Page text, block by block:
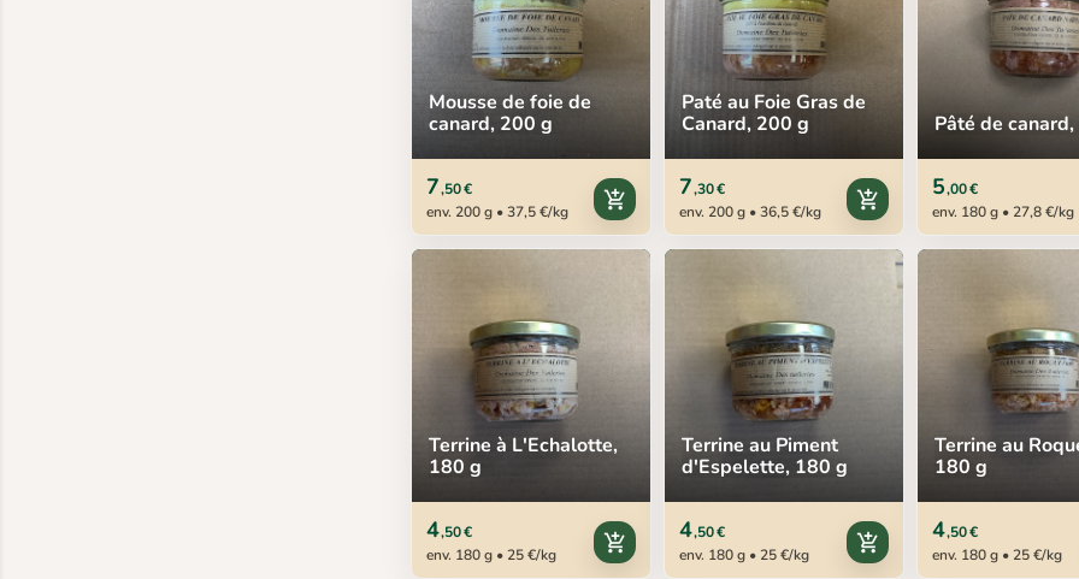
Mousse de foie de
canard, 200 g
7,50 €
env. 200 g • 37,5 €/kg
add_shopping_cart
Paté au Foie Gras de
Canard, 200 g
7,30 €
env. 200 g • 36,5 €/kg
add_shopping_cart
Pâté de
5,00 €
env. 180 g • 27,8 €/kg
Terrine à L'Echalotte,
180 g
4,50 €
env. 180 g • 25 €/kg
add_shopping_cart
Terrine au Piment
d'Espelette, 180 g
4,50 €
env. 180 g • 25 €/kg
add_shopping_cart
Terrine au
180 g
4,50 €
env. 180 g • 25 €/kg